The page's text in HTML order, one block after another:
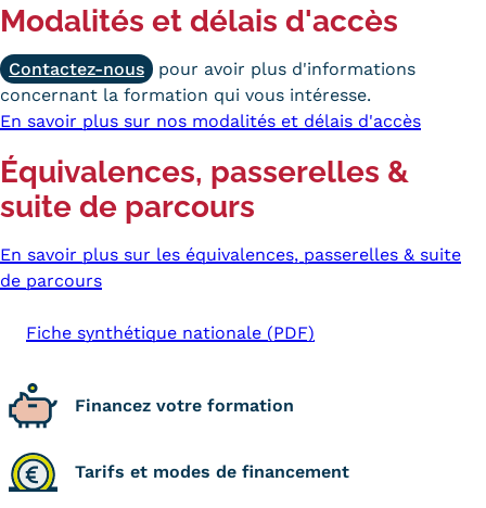
Modalités et délais d'accès
Contactez-nous
pour avoir plus d'informations
concernant la formation qui vous intéresse.
En savoir plus sur nos modalités et délais d'accès
Équivalences, passerelles &
suite de parcours
En savoir plus sur les équivalences, passerelles & suite
de parcours
Fiche synthétique nationale (PDF)
Financez votre formation
Tarifs et modes de financement